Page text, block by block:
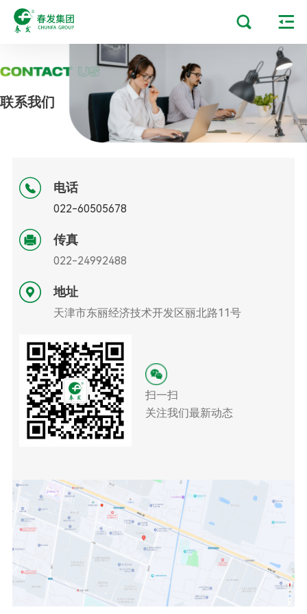
联系我们
电话
022-60505678
传真
022-24992488
地址
天津市东丽经济技术开发区丽北路11号
扫一扫
关注我们最新动态